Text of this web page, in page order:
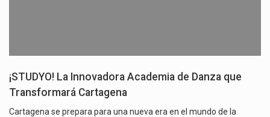
¡STUDYO! La Innovadora Academia de Danza que
Transformará Cartagena
Cartagena se prepara para una nueva era en el mundo de la